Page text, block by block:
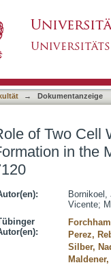
PCC 7120
→ Dokumentanzeige
of Two Cell
in the
Bornikoel,
Vicente;
Perez,
Silber,